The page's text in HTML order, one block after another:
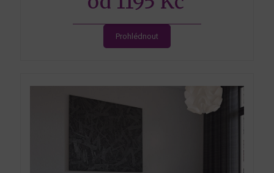
Prohlédnout